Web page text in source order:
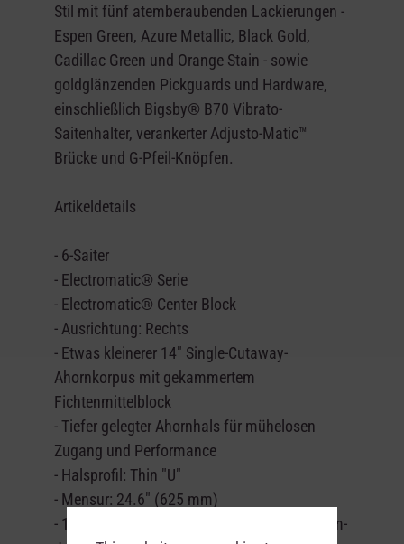
Stil mit fünf atemberaubenden Lackierungen -
Espen Green, Azure Metallic, Black Gold,
Cadillac Green und Orange Stain - sowie
goldglänzenden Pickguards und Hardware,
einschließlich Bigsby® B70 Vibrato-
Saitenhalter, verankerter Adjusto-Matic™
Brücke und G-Pfeil-Knöpfen.
Artikeldetails
- 6-Saiter
- Electromatic® Serie
- Electromatic® Center Block
- Ausrichtung: Rechts
- Etwas kleinerer 14" Single-Cutaway-
Ahornkorpus mit gekammertem
Fichtenmittelblock
- Tiefer gelegter Ahornhals für mühelosen
Zugang und Performance
- Halsprofil: Thin "U"
- Mensur: 24.6" (625 mm)
- 12"-Radius-Lorbeer-Griffbrett mit 22 Medium-